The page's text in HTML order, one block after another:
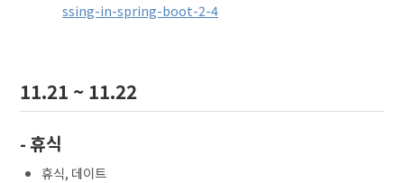
ssing-in-spring-boot-2-4
11.21 ~ 11.22
- 휴식
휴식, 데이트